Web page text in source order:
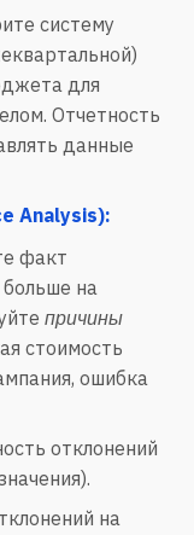
систему
для
Отчетность
данные
Analysis):
факт
на
причины
стоимость
ошибка
отклонений
на